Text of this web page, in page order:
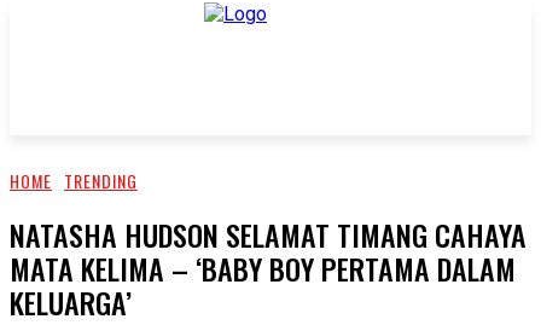
HOME TRENDING
NATASHA HUDSON SELAMAT TIMANG CAHAYA
MATA KELIMA – ‘BABY BOY PERTAMA DALAM
KELUARGA’